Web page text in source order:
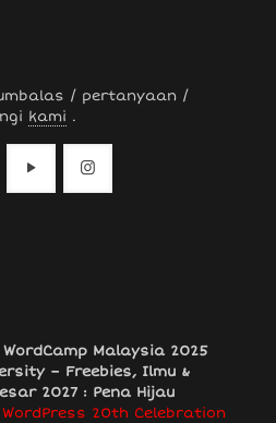
/ pertanyaan /
kami .
Malaysia 2025
– Freebies, Ilmu &
2027 : Pena Hijau
WordPress 20th Celebration